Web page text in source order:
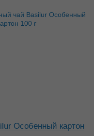
Особенный картон